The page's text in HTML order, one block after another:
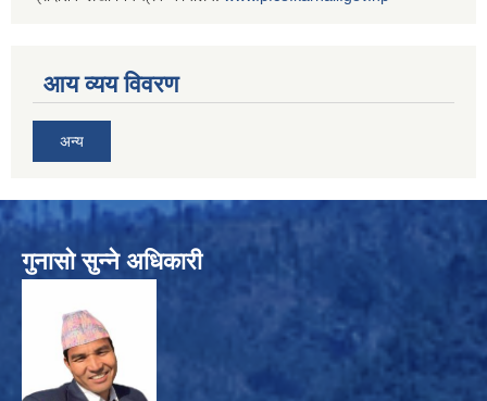
आय व्यय विवरण
अन्य
गुनासो सुन्ने अधिकारी